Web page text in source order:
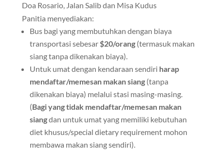
Doa Rosario, Jalan Salib dan Misa Kudus
Panitia menyediakan:
Bus bagi yang membutuhkan dengan biaya
transportasi sebesar$20/orang(termasuk makan
siang tanpa dikenakan biaya).
Untuk umat dengan kendaraan sendiri harap
mendaftar/memesan makan siang(tanpa
dikenakan biaya) melalui stasi masing-masing.
(Bagi yang tidak mendaftar/memesan makan
siangdan untuk umat yang memiliki kebutuhan
diet khusus/special dietary requirement mohon
membawa makan siang sendiri).